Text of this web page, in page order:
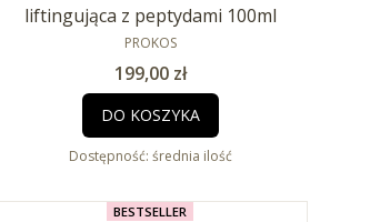
liftingująca z peptydami 100ml
PRODUCENT
PROKOS
Cena
199,00 zł
DO KOSZYKA
Dostępność: średnia ilość
BESTSELLER